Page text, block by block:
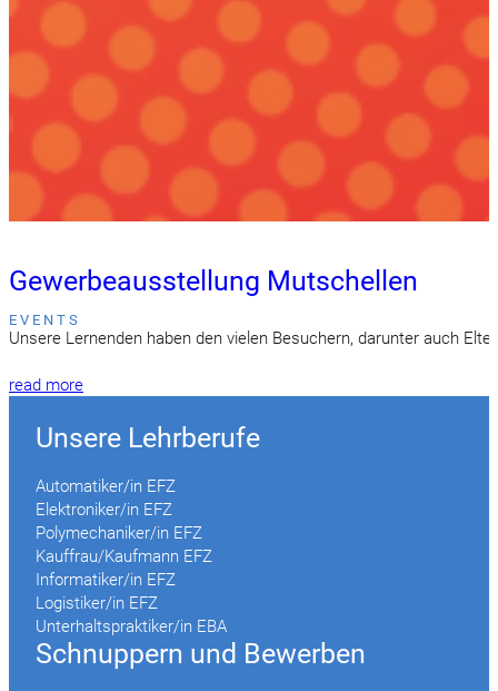
Gewerbeausstellung Mutschellen
EVENTS
Unsere Lernenden haben den vielen Besuchern, darunter auch
read more
Unsere Lehrberufe
Automatiker/in EFZ
Elektroniker/in EFZ
Polymechaniker/in EFZ
Kauffrau/Kaufmann EFZ
Informatiker/in EFZ
Logistiker/in EFZ
Unterhaltspraktiker/in EBA
Schnuppern und Bewerben